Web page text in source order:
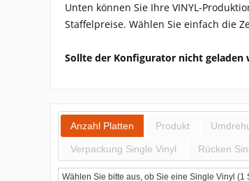
Unten können Sie Ihre VINYL-
Staffelpreise. Wählen Sie einfach die
Sollte der Konfigurator nicht geladen
Anzahl Platten Produkt
Verpackung Single Vinyl Rücken
Wählen Sie bitte aus, ob Sie eine Single Vinyl